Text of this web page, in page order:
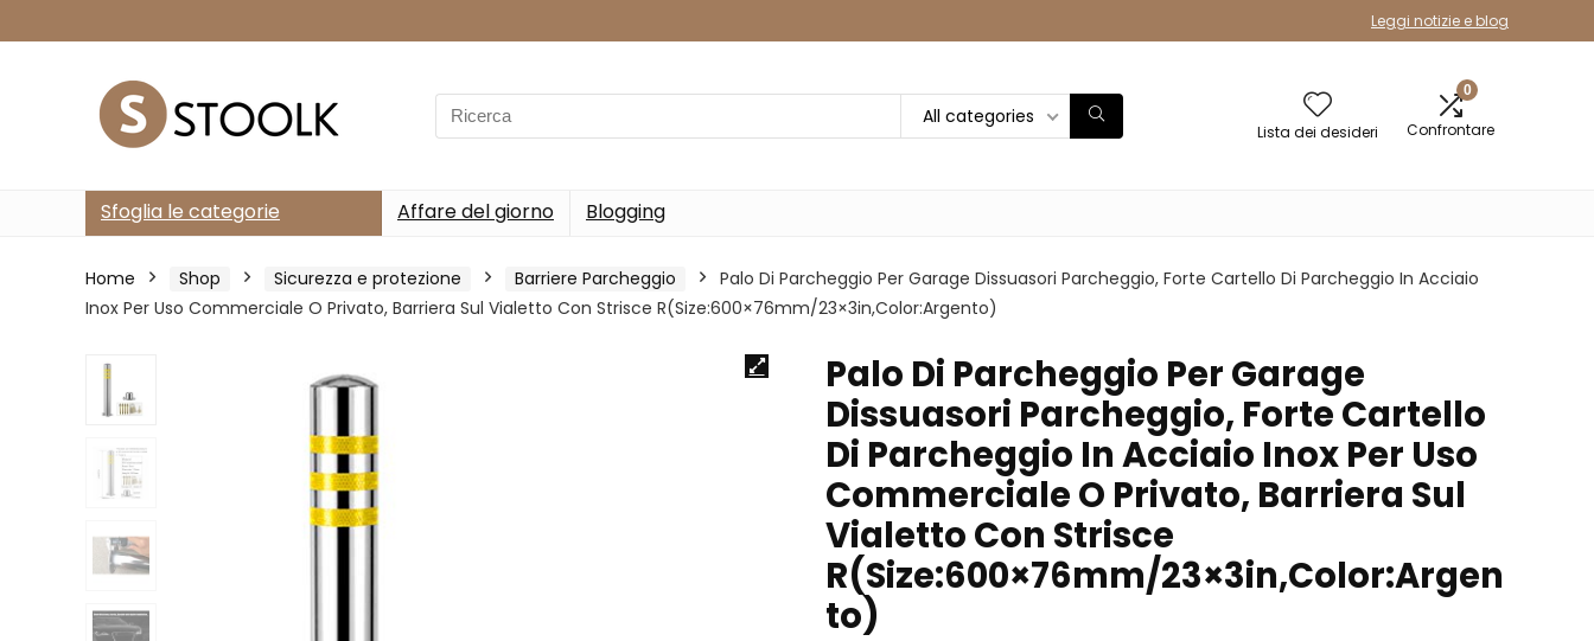
Leggi notizie e blog
Search
for:
All categories
Lista dei desideri
0
Confrontare
Sfoglia le categorie Affare del giorno Blogging
Home Shop Sicurezza e protezione Barriere Parcheggio
Palo Di Parcheggio Per Garage Dissuasori Parcheggio, Forte Cartello Di Parcheggio In Acciaio
Inox Per Uso Commerciale O Privato, Barriera Sul Vialetto Con Strisce R(Size:600×76mm/23×3in,Color:Argento)
Palo Di Parcheggio Per Garage
Dissuasori Parcheggio, Forte Cartello
Di Parcheggio In Acciaio Inox Per Uso
Commerciale O Privato, Barriera Sul
Vialetto Con Strisce
R(Size:600×76mm/23×3in,Color:Argen
to)